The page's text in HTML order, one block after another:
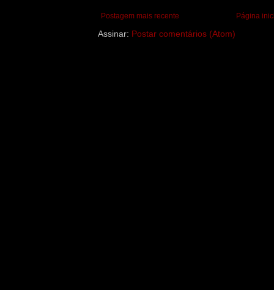
Postagem mais recente Página
Assinar: Postar comentários (Atom)